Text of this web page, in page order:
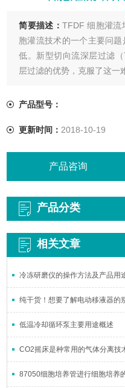
简要描述： TFDF 细胞灌流
胞灌流技术的一个主要问
低。新型切向流深层过滤
层过滤的优势，克服了这一
产品型号：
更新时间： 2018-10-19
产品咨询
产品分类
相关文章
冷冻研磨仪的操作方法及产品用
纯干货！想要了解电动移液器的
低温冷却循环泵主要用途概述
CO2摇床是种常用的气体分离技
87050细胞培养管进行细胞培养